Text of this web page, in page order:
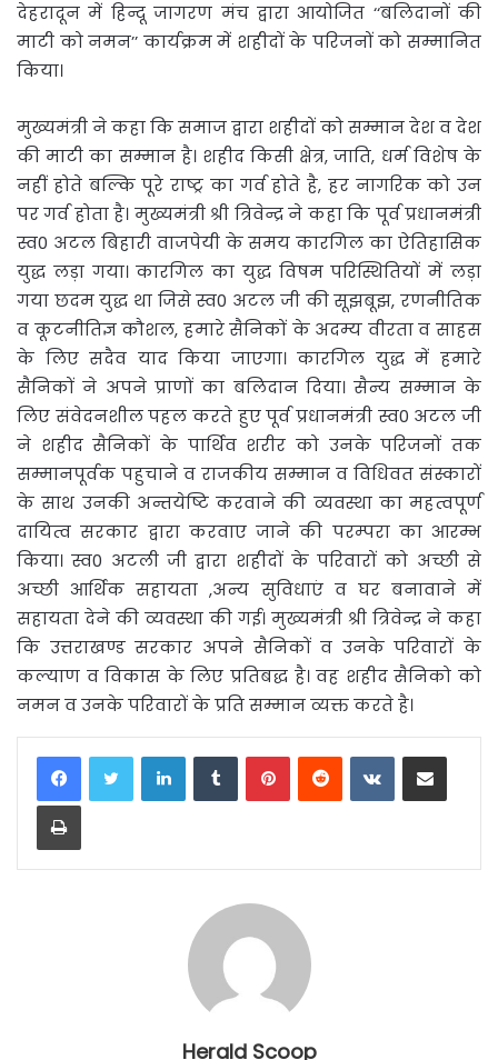
देहरादून में हिन्दू जागरण मंच द्वारा आयोजित ‘‘बलिदानों की
माटी को नमन’’ कार्यक्रम में शहीदों के परिजनों को सम्मानित
किया।
मुख्यमंत्री ने कहा कि समाज द्वारा शहीदों को सम्मान देश व देश
की माटी का सम्मान है। शहीद किसी क्षेत्र, जाति, धर्म विशेष के
नहीं होते बल्कि पूरे राष्ट्र का गर्व होते है, हर नागरिक को उन
पर गर्व होता है। मुख्यमंत्री श्री त्रिवेन्द्र ने कहा कि पूर्व प्रधानमंत्री
स्व0 अटल बिहारी वाजपेयी के समय कारगिल का ऐतिहासिक
युद्ध लड़ा गया। कारगिल का युद्ध विषम परिस्थितियों में लड़ा
गया छदम युद्ध था जिसे स्व0 अटल जी की सूझबूझ, रणनीतिक
व कूटनीतिज्ञ कौशल, हमारे सैनिकों के अदम्य वीरता व साहस
के लिए सदैव याद किया जाएगा। कारगिल युद्ध में हमारे
सैनिकों ने अपने प्राणों का बलिदान दिया। सैन्य सम्मान के
लिए संवेदनशील पहल करते हुए पूर्व प्रधानमंत्री स्व0 अटल जी
ने शहीद सैनिकों के पार्थिव शरीर को उनके परिजनों तक
सम्मानपूर्वक पहुचाने व राजकीय सम्मान व विधिवत संस्कारों
के साथ उनकी अन्तयेष्टि करवाने की व्यवस्था का महत्वपूर्ण
दायित्व सरकार द्वारा करवाए जाने की परम्परा का आरम्भ
किया। स्व0 अटली जी द्वारा शहीदों के परिवारों को अच्छी से
अच्छी आर्थिक सहायता ,अन्य सुविधाएं व घर बनावाने में
सहायता देने की व्यवस्था की गई। मुख्यमंत्री श्री त्रिवेन्द्र ने कहा
कि उत्तराखण्ड सरकार अपने सैनिकों व उनके परिवारों के
कल्याण व विकास के लिए प्रतिबद्ध है। वह शहीद सैनिको को
नमन व उनके परिवारों के प्रति सम्मान व्यक्त करते है।
LinkedInTumblrPinterestReddit VKontakteShare via Email
Print
Herald Scoop